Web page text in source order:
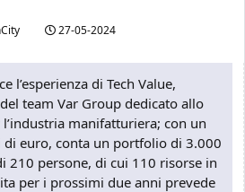
27-05-2024
l’esperienza di Tech Value,
team Var Group dedicato allo
manifatturiera; con un
euro, conta un portfolio di 3.000
210 persone, di cui 110 risorse in
per i prossimi due anni prevede